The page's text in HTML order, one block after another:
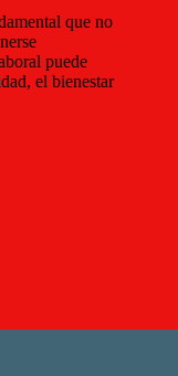
que no
puede
el bienestar